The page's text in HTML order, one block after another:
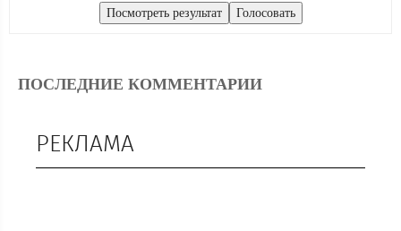
ПОСЛЕДНИЕ КОММЕНТАРИИ
РЕКЛАМА